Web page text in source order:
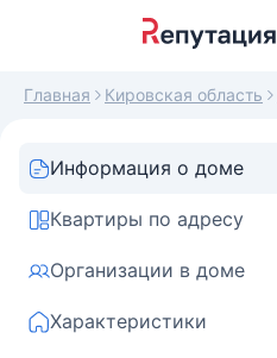
Главная Кировская область
Информация о доме
Квартиры по адресу
Организации в доме
Характеристики